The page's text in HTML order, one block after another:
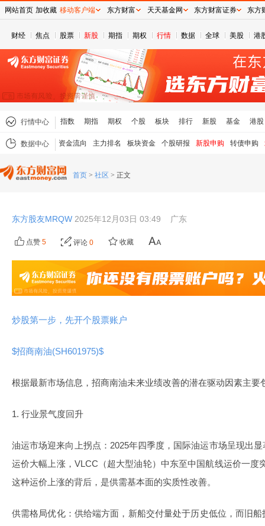
财经 焦点 股票 新股 期指 期权 行情 数据 全球 美股 港
行情中心 指数 期指 期权 个股 板块 排行 新股 基金 港股
数据中心 资金流向 主力排名 板块资金 个股研报 新股申购 转债申购
首页 > 社区 > 正文
东方股友MRQW 2025年12月03日 03:49 广东
点赞 5 评论 0 收藏
炒股第一步，先开个股票账户
$招商南油(SH601975)$
根据最新市场信息， 招商南油未来业绩改善的潜在驱动因素主要
1. 行业景气度回升
油运市场迎来向上拐点 ：2025年四季度，国际油运市场呈现出
运价大幅上涨，VLCC（超大型油轮）中东至中国航线运价一度
这种运价上涨的背后，是供需基本面的实质性改善。
供需格局优化：供给端方面，新船交付量处于历史低位，而旧
网站首页 加收藏 移动客户端 东方财富 天天基金网 东方财富证券 东方